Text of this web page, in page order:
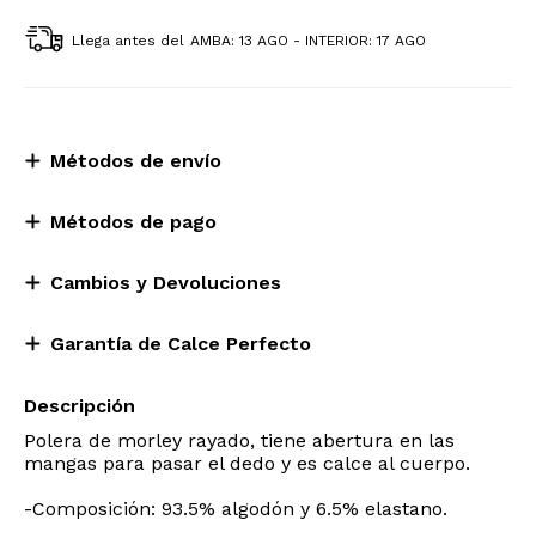
Llega antes del AMBA: 13 AGO - INTERIOR: 17 AGO
Métodos de envío
Métodos de pago
Cambios y Devoluciones
Garantía de Calce Perfecto
Descripción
Polera de morley rayado, tiene abertura en las
mangas para pasar el dedo y es calce al cuerpo.
-Composición: 93.5% algodón y 6.5% elastano.